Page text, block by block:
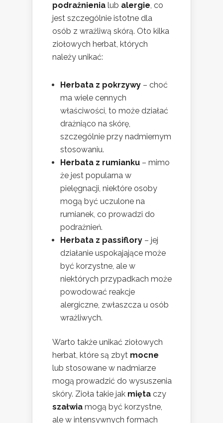
podrażnienia lub alergie, co
jest szczególnie istotne dla
osób z wrażliwą skórą. Oto kilka
ziołowych herbat, których
należy unikać:
Herbata z pokrzywy – choć
ma wiele cennych
właściwości, to może działać
drażniąco na skórę,
szczególnie przy nadmiernym
stosowaniu.
Herbata z rumianku – mimo
że jest popularna w
pielęgnacji, niektóre osoby
mogą być uczulone na
rumianek, co prowadzi do
podrażnień.
Herbata z passiflory – jej
działanie uspokajające może
być korzystne, ale w
niektórych przypadkach może
powodować reakcje
alergiczne, zwłaszcza u osób
wrażliwych.
Warto także unikać ziołowych
herbat, które są zbyt mocne
lub stosowane w nadmiarze
mogą prowadzić do wysuszenia
skóry. Zioła takie jak mięta czy
szałwia mogą być korzystne,
ale w intensywnych formach